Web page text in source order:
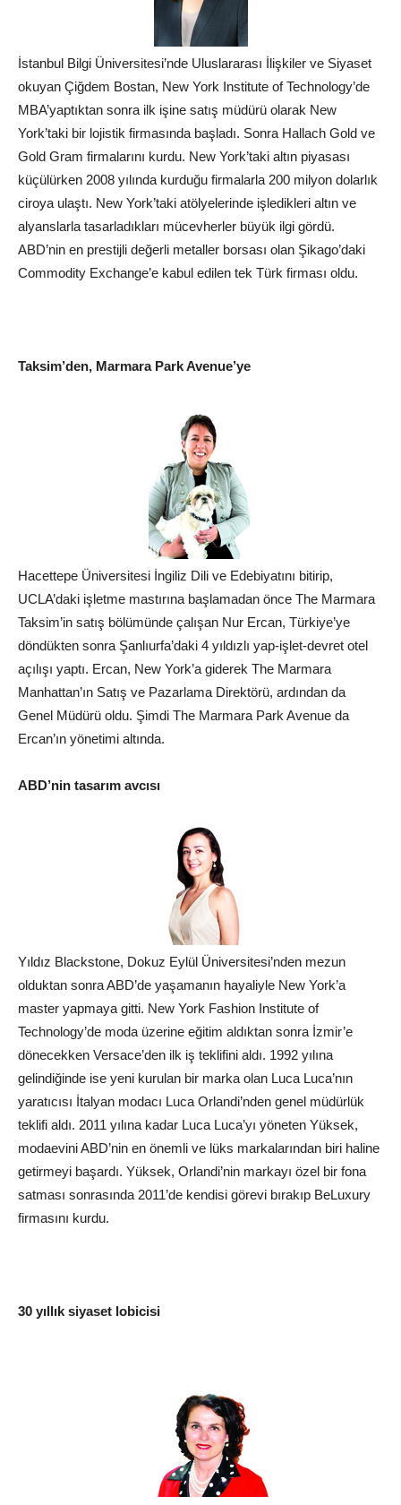
İstanbul Bilgi Üniversitesi’nde Uluslararası İlişkiler ve Siyaset
okuyan Çiğdem Bostan, New York Institute of Technology’de
MBA’yaptıktan sonra ilk işine satış müdürü olarak New
York’taki bir lojistik firmasında başladı. Sonra Hallach Gold ve
Gold Gram firmalarını kurdu. New York’taki altın piyasası
küçülürken 2008 yılında kurduğu firmalarla 200 milyon dolarlık
ciroya ulaştı. New York’taki atölyelerinde işledikleri altın ve
alyanslarla tasarladıkları mücevherler büyük ilgi gördü.
ABD’nin en prestijli değerli metaller borsası olan Şikago’daki
Commodity Exchange’e kabul edilen tek Türk firması oldu.
Taksim’den, Marmara Park Avenue’ye
Hacettepe Üniversitesi İngiliz Dili ve Edebiyatını bitirip,
UCLA’daki işletme mastırına başlamadan önce The Marmara
Taksim’in satış bölümünde çalışan Nur Ercan, Türkiye’ye
döndükten sonra Şanlıurfa’daki 4 yıldızlı yap-işlet-devret otel
açılışı yaptı. Ercan, New York’a giderek The Marmara
Manhattan’ın Satış ve Pazarlama Direktörü, ardından da
Genel Müdürü oldu. Şimdi The Marmara Park Avenue da
Ercan’ın yönetimi altında.
ABD’nin tasarım avcısı
Yıldız Blackstone, Dokuz Eylül Üniversitesi’nden mezun
olduktan sonra ABD’de yaşamanın hayaliyle New York’a
master yapmaya gitti. New York Fashion Institute of
Technology’de moda üzerine eğitim aldıktan sonra İzmir’e
dönecekken Versace’den ilk iş teklifini aldı. 1992 yılına
gelindiğinde ise yeni kurulan bir marka olan Luca Luca’nın
yaratıcısı İtalyan modacı Luca Orlandi’nden genel müdürlük
teklifi aldı. 2011 yılına kadar Luca Luca’yı yöneten Yüksek,
modaevini ABD’nin en önemli ve lüks markalarından biri haline
getirmeyi başardı. Yüksek, Orlandi’nin markayı özel bir fona
satması sonrasında 2011’de kendisi görevi bırakıp BeLuxury
firmasını kurdu.
30 yıllık siyaset lobicisi